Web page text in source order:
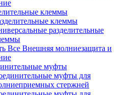
клеммы
клеммы
разделительные
Все Внешняя молниезащита и
муфты
муфты для
стержней